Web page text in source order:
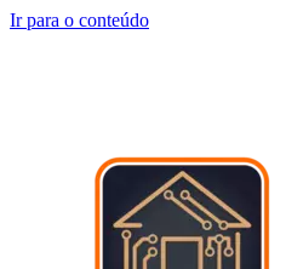
Ir para o conteúdo